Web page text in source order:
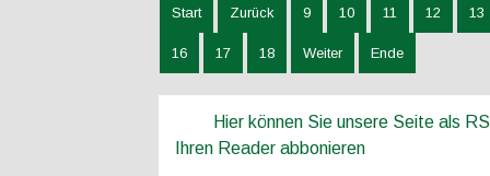
Start Zurück 9 10 11 12 13
16 17 18 Weiter Ende
Hier können Sie unsere Seite als
Ihren Reader abbonieren